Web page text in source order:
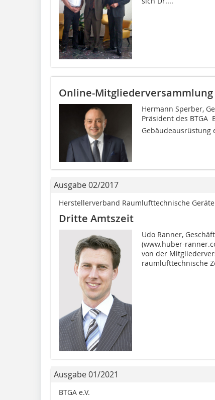
Online-Mitgliederversammlung
Hermann Sperber,
Präsident des BTGA
Gebäudeausrüstung
Ausgabe 02/2017
Herstellerverband Raumlufttechnische Geräte
Dritte Amtszeit
Udo Ranner,
(www.huber-
von der
raumlufttechnische
Ausgabe 01/2021
BTGA e.V.